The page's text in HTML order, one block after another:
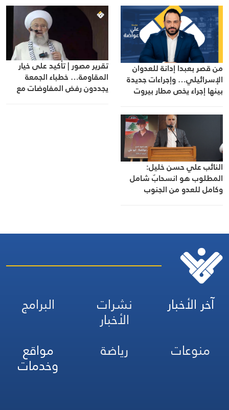
من قصر بعبدا إدانة للعدوان
الإسرائيلي… وإجراءات جديدة
بينها إجراء يخص مطار بيروت
تقرير مصور | تأكيد على خيار
المقاومة… خطباء الجمعة
يجددون رفض المفاوضات مع
النائب علي حسن خليل:
المطلوب هو انسحابٌ شامل
وكامل للعدو من الجنوب
آخر الأخبار نشرات
الأخبار
البرامج
منوعات
رياضة مواقع
وخدمات